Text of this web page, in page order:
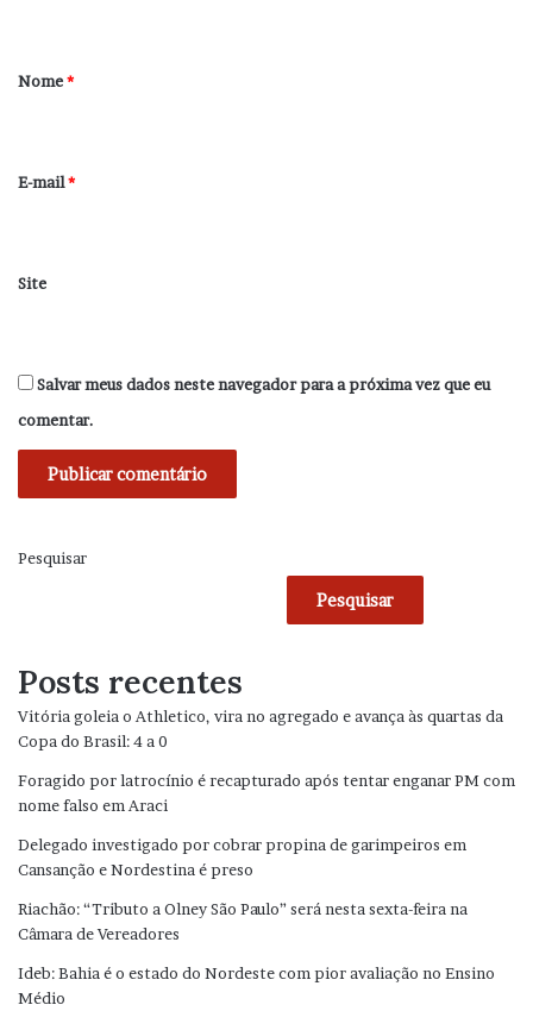
r
*
Nome*
E-mail*
Site
Salvar meus dados neste navegador para a próxima vez que eu
comentar.
Pesquisar
Pesquisar
Posts recentes
Vitória goleia o Athletico, vira no agregado e avança às quartas da
Copa do Brasil: 4 a 0
Foragido por latrocínio é recapturado após tentar enganar PM com
nome falso em Araci
Delegado investigado por cobrar propina de garimpeiros em
Cansanção e Nordestina é preso
Riachão: “Tributo a Olney São Paulo” será nesta sexta-feira na
Câmara de Vereadores
Ideb: Bahia é o estado do Nordeste com pior avaliação no Ensino
Médio